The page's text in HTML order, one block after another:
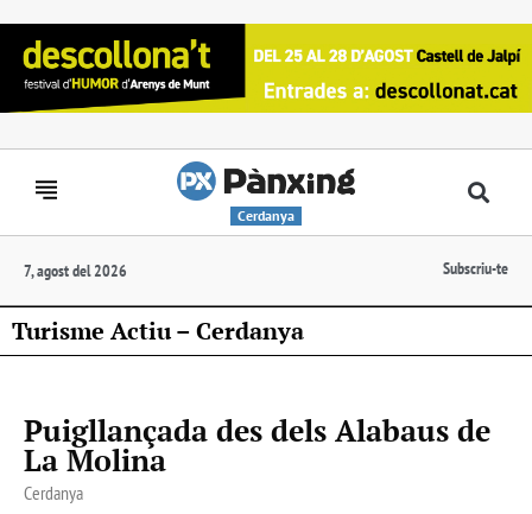
Cerdanya
7, agost del 2026 Subscriu-te
Turisme Actiu – Cerdanya
Puigllançada des dels Alabaus de
La Molina
Cerdanya